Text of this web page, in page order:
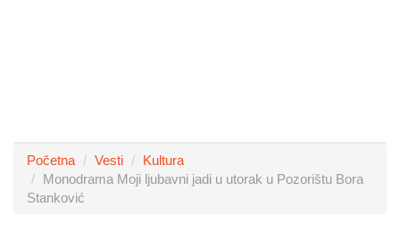
Početna Vesti
Kultura
Monodrama Moji ljubavni jadi u utorak u Pozorištu Bora
Stanković